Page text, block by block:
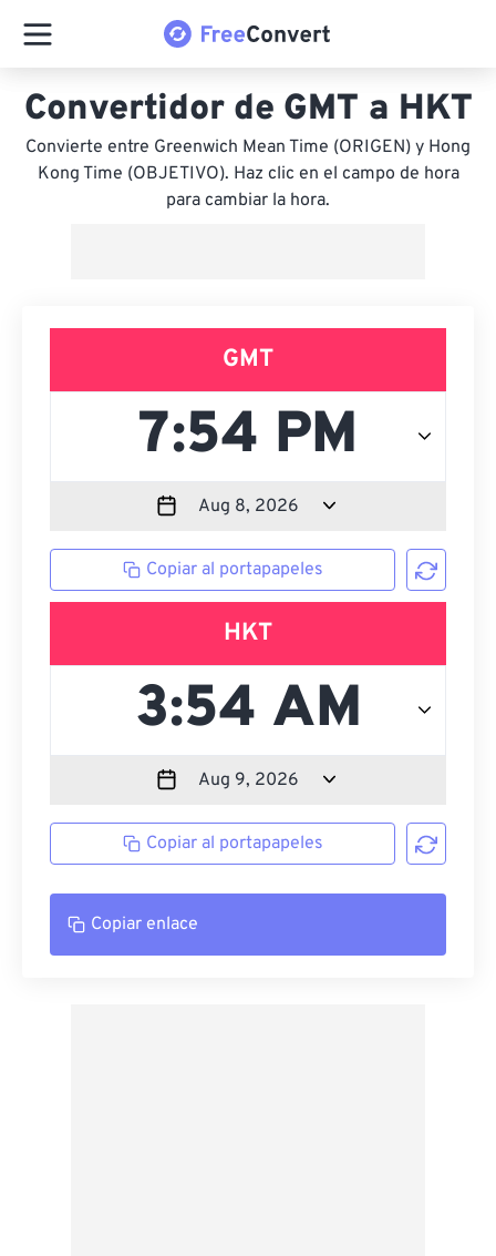
Convertidor de GMT a HKT
Convierte entre Greenwich Mean Time (ORIGEN) y Hong
Kong Time (OBJETIVO). Haz clic en el campo de hora
para cambiar la hora.
GMT
Copiar al portapapeles
HKT
Copiar al portapapeles
Copiar enlace